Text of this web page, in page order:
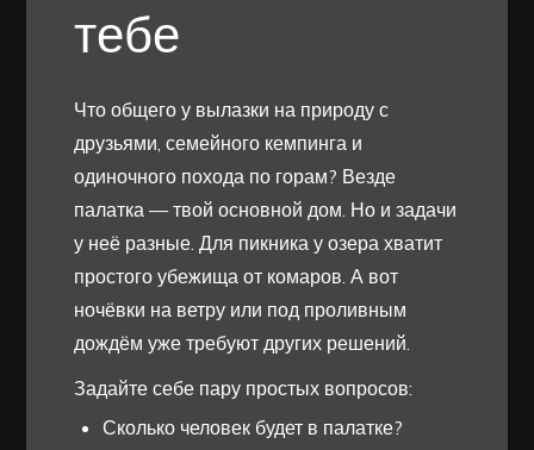
тебе
Что общего у вылазки на природу с
друзьями, семейного кемпинга и
одиночного похода по горам? Везде
палатка — твой основной дом. Но и задачи
у неё разные. Для пикника у озера хватит
простого убежища от комаров. А вот
ночёвки на ветру или под проливным
дождём уже требуют других решений.
Задайте себе пару простых вопросов:
Сколько человек будет в палатке?